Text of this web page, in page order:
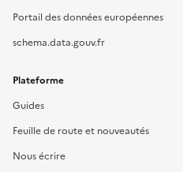
Portail des données européennes
schema.data.gouv.fr
Plateforme
Guides
Feuille de route et nouveautés
Nous écrire